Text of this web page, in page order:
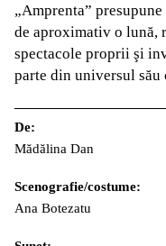
„Amprenta”
de aproximativ o lună,
spectacole proprii şi
parte din universul său
De:
Mădălina Dan
Scenografie/costume:
Ana Botezatu